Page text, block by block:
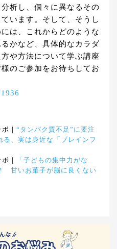
析し、個々に異なるその
います。そして、そうし
は、これからどのような
かなど、具体的なカラダ
や方法について学ぶ講座
のご参加をお待ちしてお
｜ “タンパク質不足”に要注
、実は身近な「ブレインフ
｜
「子どもの集中力がな
甘いお菓子が脳に良くない